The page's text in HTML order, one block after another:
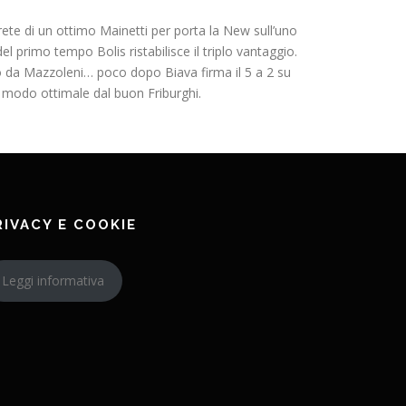
di un ottimo Mainetti per porta la New sull’uno
primo tempo Bolis ristabilisce il triplo vantaggio.
Mazzoleni… poco dopo Biava firma il 5 a 2 su
ottimale dal buon Friburghi.
E COOKIE
Leggi informativa